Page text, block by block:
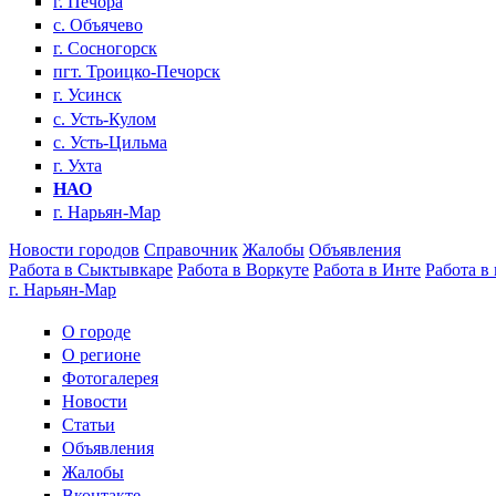
с. Объячево
г. Сосногорск
пгт. Троицко-Печорск
г. Усинск
с. Усть-Кулом
с. Усть-Цильма
г. Ухта
НАО
г. Нарьян-Мар
Новости городов Справочник Жалобы Объявления
Работа в Сыктывкаре Работа в Воркуте Работа в Инте Работа в
г. Нарьян-Мар
О городе
О регионе
Фотогалерея
Новости
Статьи
Объявления
Жалобы